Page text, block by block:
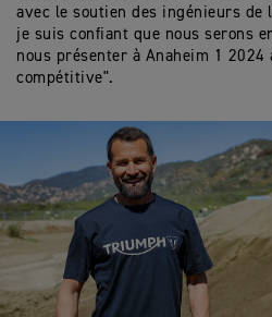
avec le soutien des ingénieurs de
je suis confiant que nous serons
nous présenter à Anaheim 1 2024
compétitive".